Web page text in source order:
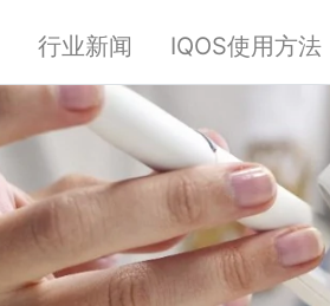
行业新闻 IQOS使用方法